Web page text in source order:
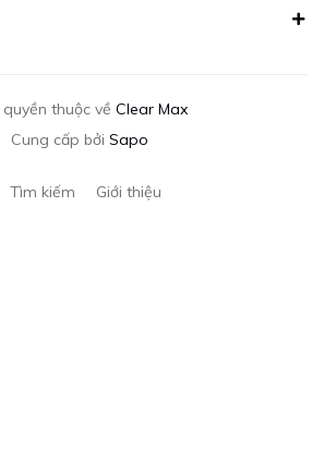
quyền thuộc về Clear Max
Cung cấp bởi Sapo
Tìm kiếm Giới thiệu